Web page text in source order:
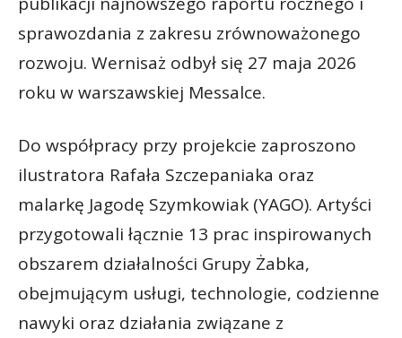
sprawozdania z zakresu zrównoważonego
rozwoju. Wernisaż odbył się 27 maja 2026
roku w warszawskiej Messalce.
Do współpracy przy projekcie zaproszono
ilustratora Rafała Szczepaniaka oraz
malarkę Jagodę Szymkowiak (YAGO). Artyści
przygotowali łącznie 13 prac inspirowanych
obszarem działalności Grupy Żabka,
obejmującym usługi, technologie, codzienne
nawyki oraz działania związane z